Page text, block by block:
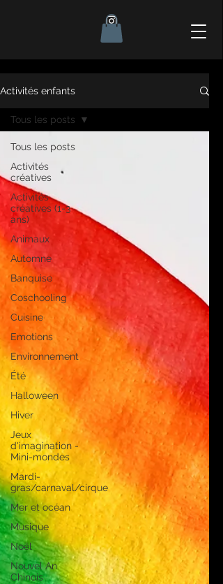
Activités enfants
Tous les posts
Activités
créatives
Activités
créatives (1-3
ans)
Animaux
Automne
Banquise
Coschooling
Cuisine
Emotions
Environnement
Été
Halloween
Hiver
Jeux
d'imagination -
Mini-mondes
Mardi-
gras/carnaval/cirque
Mer et océan
Musique
Noël
Nouvel An
Chinois
Tous les posts